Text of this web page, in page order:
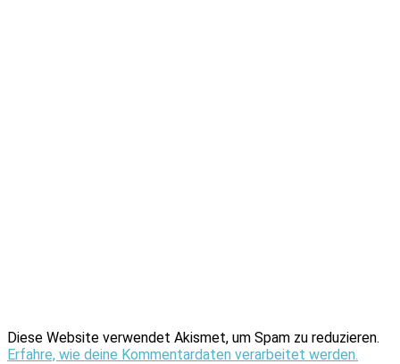
Diese Website verwendet Akismet, um Spam zu reduzieren.
Erfahre, wie deine Kommentardaten verarbeitet werden.